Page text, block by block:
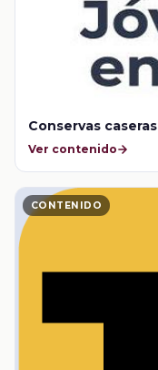
Conservas caseras
Ver contenido
CONTENIDO